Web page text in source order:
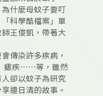
什麼母蚊子要叮
科學酷檔案」單
王俊凱，帶著大
傳染許多疾病，
瘧疾⋯⋯等，雖然
卻以蚊子為研究
連日清的故事。